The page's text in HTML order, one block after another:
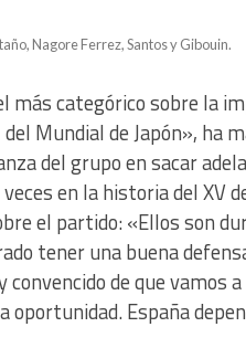
Nagore Ferrez, Santos y Gibouin.
más categórico sobre la
Mundial de Japón», ha
del grupo en sacar
en la historia del XV
el partido: «Ellos son
tener una buena
convencido de que vamos
oportunidad. España